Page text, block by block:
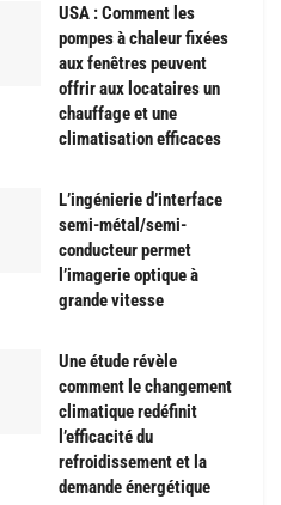
USA : Comment les
pompes à chaleur fixées
aux fenêtres peuvent
offrir aux locataires un
chauffage et une
climatisation efficaces
L’ingénierie d’interface
semi-métal/semi-
conducteur permet
l’imagerie optique à
grande vitesse
Une étude révèle
comment le changement
climatique redéfinit
l’efficacité du
refroidissement et la
demande énergétique